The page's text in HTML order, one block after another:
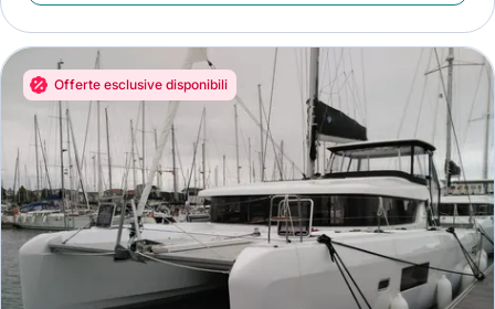
Offerte esclusive disponibili